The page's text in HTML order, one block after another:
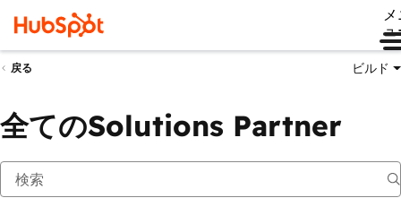
ュ
戻る ビルド
全てのSolutions Partner